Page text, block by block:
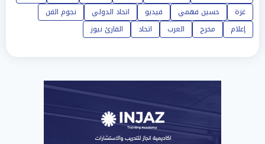
غزة
حسين فهمي فيديو اتحاد الدولي
نجوم الفن
إعلام
مخرج العرب اتحاد القارئ نيوز